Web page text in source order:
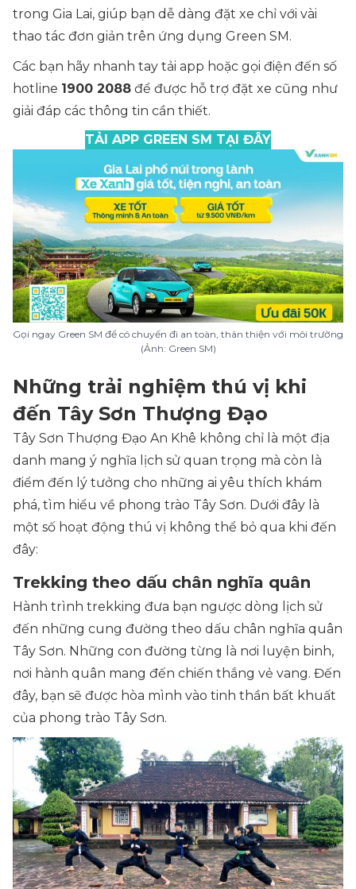
trong Gia Lai, giúp bạn dễ dàng đặt xe chỉ với vài
thao tác đơn giản trên ứng dụng Green SM.
Các bạn hãy nhanh tay tải app hoặc gọi điện đến số
hotline 1900 2088 để được hỗ trợ đặt xe cũng như
giải đáp các thông tin cần thiết.
TẢI APP GREEN SM TẠI ĐÂY
Gọi ngay Green SM để có chuyến đi an toàn, thân thiện với môi trường
(Ảnh: Green SM)
Những trải nghiệm thú vị khi
đến Tây Sơn Thượng Đạo
Tây Sơn Thượng Đạo An Khê không chỉ là một địa
danh mang ý nghĩa lịch sử quan trọng mà còn là
điểm đến lý tưởng cho những ai yêu thích khám
phá, tìm hiểu về phong trào Tây Sơn. Dưới đây là
một số hoạt động thú vị không thể bỏ qua khi đến
đây:
Trekking theo dấu chân nghĩa quân
Hành trình trekking đưa bạn ngược dòng lịch sử
đến những cung đường theo dấu chân nghĩa quân
Tây Sơn. Những con đường từng là nơi luyện binh,
nơi hành quân mang đến chiến thắng vẻ vang. Đến
đây, bạn sẽ được hòa mình vào tinh thần bất khuất
của phong trào Tây Sơn.